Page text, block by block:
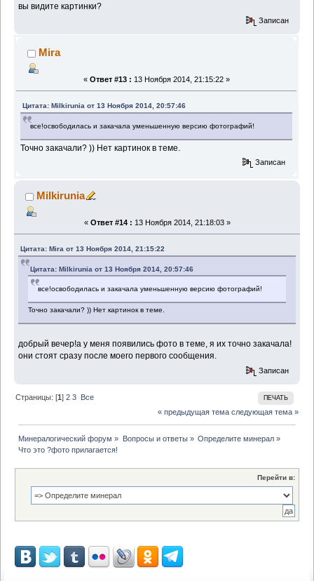
вы видите картинки?
Записан
Mira
« Ответ #13 : 13 Ноября 2014, 21:15:22 »
Цитата: Milkirunia от 13 Ноября 2014, 20:57:46
все!освободилась и закачала уменьшенную версию фотографий!
Точно закачали? )) Нет картинок в теме.
Записан
Milkirunia
« Ответ #14 : 13 Ноября 2014, 21:18:03 »
Цитата: Mira от 13 Ноября 2014, 21:15:22
Цитата: Milkirunia от 13 Ноября 2014, 20:57:46
все!освободилась и закачала уменьшенную версию фотографий!
Точно закачали? )) Нет картинок в теме.
добрый вечер!а у меня появились фото в теме, я их точно закачала!
они стоят сразу после моего первого сообщения.
Записан
ПЕЧАТЬ
Страницы: [1]2 3 Все
« предыдущая тема следующая тема »
Минералогический форум » Вопросы и ответы» Определите минерал»
Что это ?фото прилагается!
Перейти в: